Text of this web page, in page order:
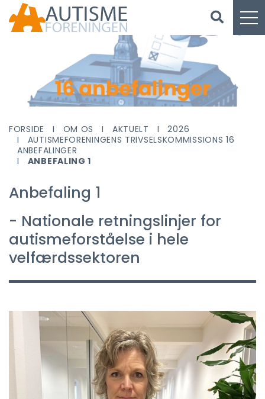
FORSIDE OM OS AKTUELT
2026
AUTISMEFORENINGENS TRIVSELSKOMMISSIONS 16
ANBEFALINGER
ANBEFALING 1
Anbefaling 1
- Nationale retningslinjer for
autismeforståelse i hele
velfærdssektoren